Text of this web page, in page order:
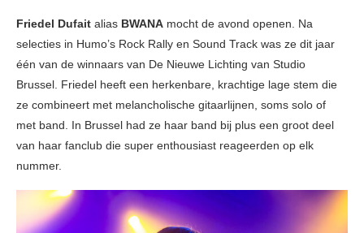
Friedel Dufait alias BWANA mocht de avond openen. Na
selecties in Humo’s Rock Rally en Sound Track was ze dit jaar
één van de winnaars van De Nieuwe Lichting van Studio
Brussel. Friedel heeft een herkenbare, krachtige lage stem die
ze combineert met melancholische gitaarlijnen, soms solo of
met band. In Brussel had ze haar band bij plus een groot deel
van haar fanclub die super enthousiast reageerden op elk
nummer.